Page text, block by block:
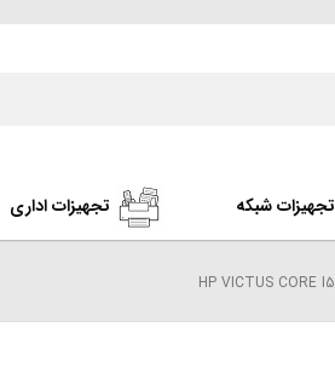
تجهیزات شبکه تجهیزات اداری